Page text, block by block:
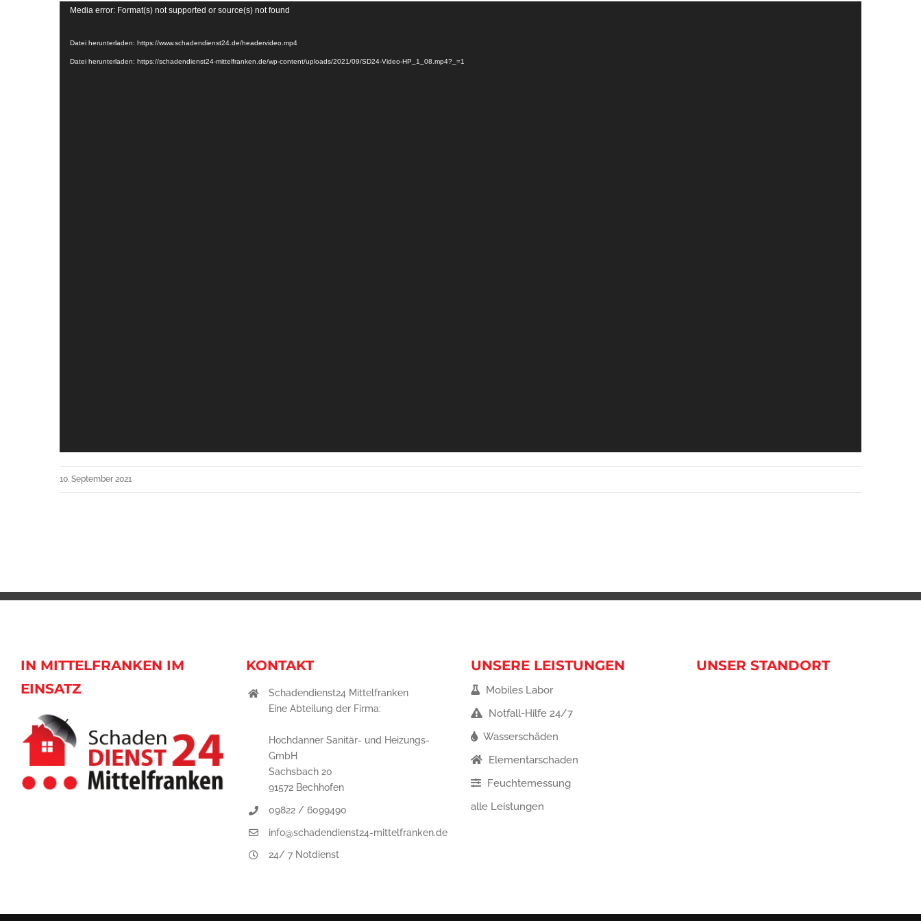
Video-
Media error: Format(s) not supported or source(s) not found
Datei herunterladen: https://www.schadendienst24.de/headervideo.mp4
Datei herunterladen: https://schadendienst24-mittelfranken.de/wp-content/uploads/2021/09/SD24-Video-HP_1_08.mp4?_=1
10. September 2021
IN MITTELFRANKEN IM
EINSATZ
KONTAKT
Schadendienst24 Mittelfranken
Eine Abteilung der Firma:
Hochdanner Sanitär- und Heizungs-
GmbH
Sachsbach 20
91572 Bechhofen
09822 / 6099490
info@schadendienst24-mittelfranken.de
24/ 7 Notdienst
UNSERE LEISTUNGEN
Mobiles Labor
Notfall-Hilfe 24/7
Wasserschäden
Elementarschaden
Feuchtemessung
alle Leistungen
UNSER STANDORT